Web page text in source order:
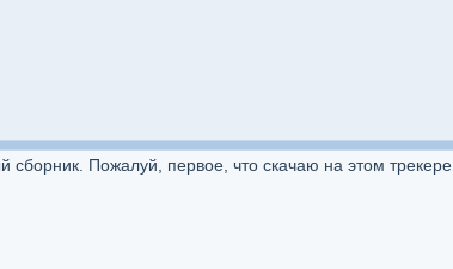
Пожалуй, первое, что скачаю на этом трекере.